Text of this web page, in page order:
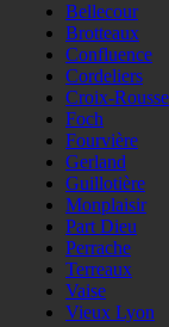
Bellecour
Brotteaux
Confluence
Cordeliers
Croix-Rousse
Foch
Fourvière
Gerland
Guillotière
Monplaisir
Part Dieu
Perrache
Terreaux
Vaise
Vieux Lyon